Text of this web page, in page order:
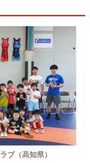
ブ（高知県）